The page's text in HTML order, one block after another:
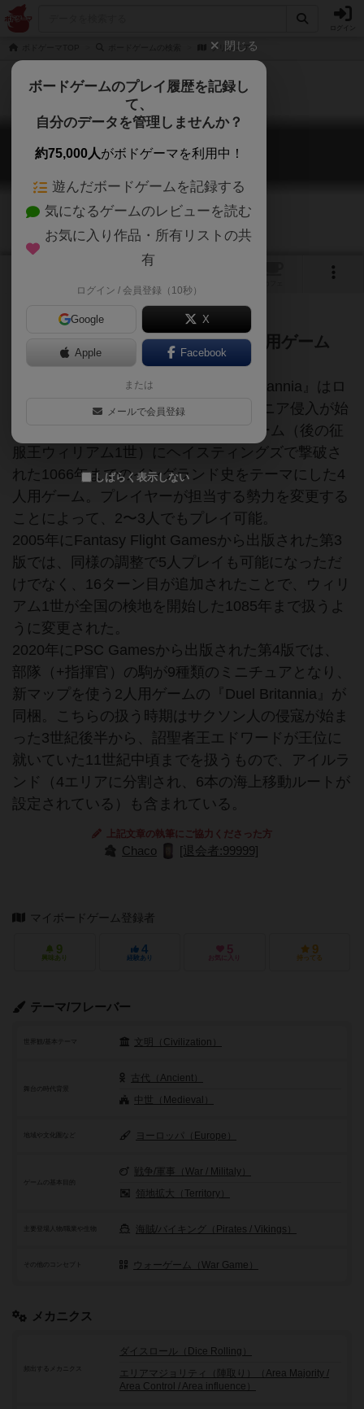
ブリタニア
ブリタニア
Britannia
イングランド史をテーマにした4人用ゲーム
1986年にGibsonsから出版された『Britannia』はロ
ーマ皇帝クラウディウスによるブリタニア侵入が始
まった43年から、ハロルド2世がギョーム（後の征
服王ウィリアム1世）にヘイスティングズで撃破さ
れた1066年までのイングランド史をテーマにした4
人用ゲーム。プレイヤーが担当する勢力を変更する
ことによって、2〜3人でもプレイ可能。
2005年にFantasy Flight Gamesから出版された第3
版では、同様の調整で5人プレイも可能になっただ
けでなく、16ターン目が追加されたことで、ウィリ
アム1世が全国の検地を開始した1085年まで扱うよ
うに変更された。
2020年にPSC Gamesから出版された第4版では、
部隊（+指揮官）の駒が9種類のミニチュアとなり、
新マップを使う2人用ゲームの『Duel Britannia』が
同梱。こちらの扱う時期はサクソン人の侵寇が始ま
った3世紀後半から、詔聖者王エドワードが王位に
就いていた11世紀中頃までを扱うもので、アイルラ
ンド（4エリアに分割され、6本の海上移動ルートが
設定されている）も含まれている。
上記文章の執筆にご協力くださった方
Chaco [退会者:99999]
マイボードゲーム登録者
9
興味あり
4
経験あり
5
お気に入り
9
持ってる
テーマ/フレーバー
世界観/基本テーマ 文明（Civilization）
舞台の時代背景
古代（Ancient）
中世（Medieval）
地域や文化圏など ヨーロッパ（Europe）
ゲームの基本目的
戦争/軍事（War / Militaly）
領地拡大（Territory）
海賊/バイキング（Pirates / Vikings）
その他のコンセプト ウォーゲーム（War Game）
メカニクス
頻出するメカニクス
ダイスロール（Dice Rolling）
エリアマジョリティ（陣取り）（Area Majority /
Area Control / Area influence）
閉じる
ボードゲームのプレイ履歴を記録し
て、
自分のデータを管理しませんか？
約75,000人がボドゲーマを利用中！
遊んだボードゲームを記録する
気になるゲームのレビューを読む
お気に入り作品・所有リストの共
有
ログイン / 会員登録（10秒）
Google X
Apple Facebook
または
メールで会員登録
しばらく表示しない